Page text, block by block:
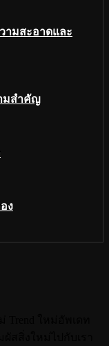
ามสะอาดและ
มสำคัญ
ง